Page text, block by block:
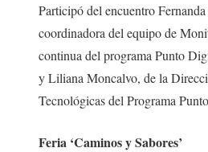
Participó del encuentro
coordinadora del equipo de
continua del programa Punto
y Liliana Moncalvo, de la
Tecnológicas del Programa
Feria ‘Caminos y Sabores’